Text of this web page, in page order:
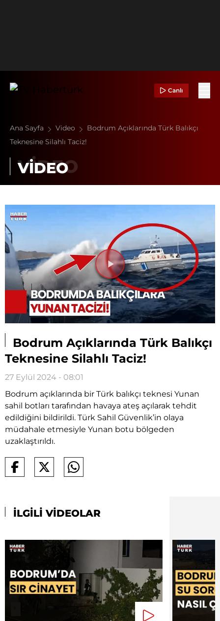
Canlı
Ana Sayfa Video
Bodrum Açıklarında Türk Balıkçı
Teknesine Silahlı Taciz!
VİDEO
Videoyu
Oynat
Bodrum Açıklarında Türk Balıkçı
Teknesine Silahlı Taciz!
27 Eylül 2024 - 08:01
Bodrum açıklarında bir Türk balıkçı teknesi Yunan
sahil botları tarafından havaya ateş açılarak tehdit
edildiğini bildirildi. Türk Sahil Güvenlik’in olaya
müdahale etmesiyle Yunan botu bölgeden
uzaklaştırıldı.
İLGİLİ VİDEOLAR